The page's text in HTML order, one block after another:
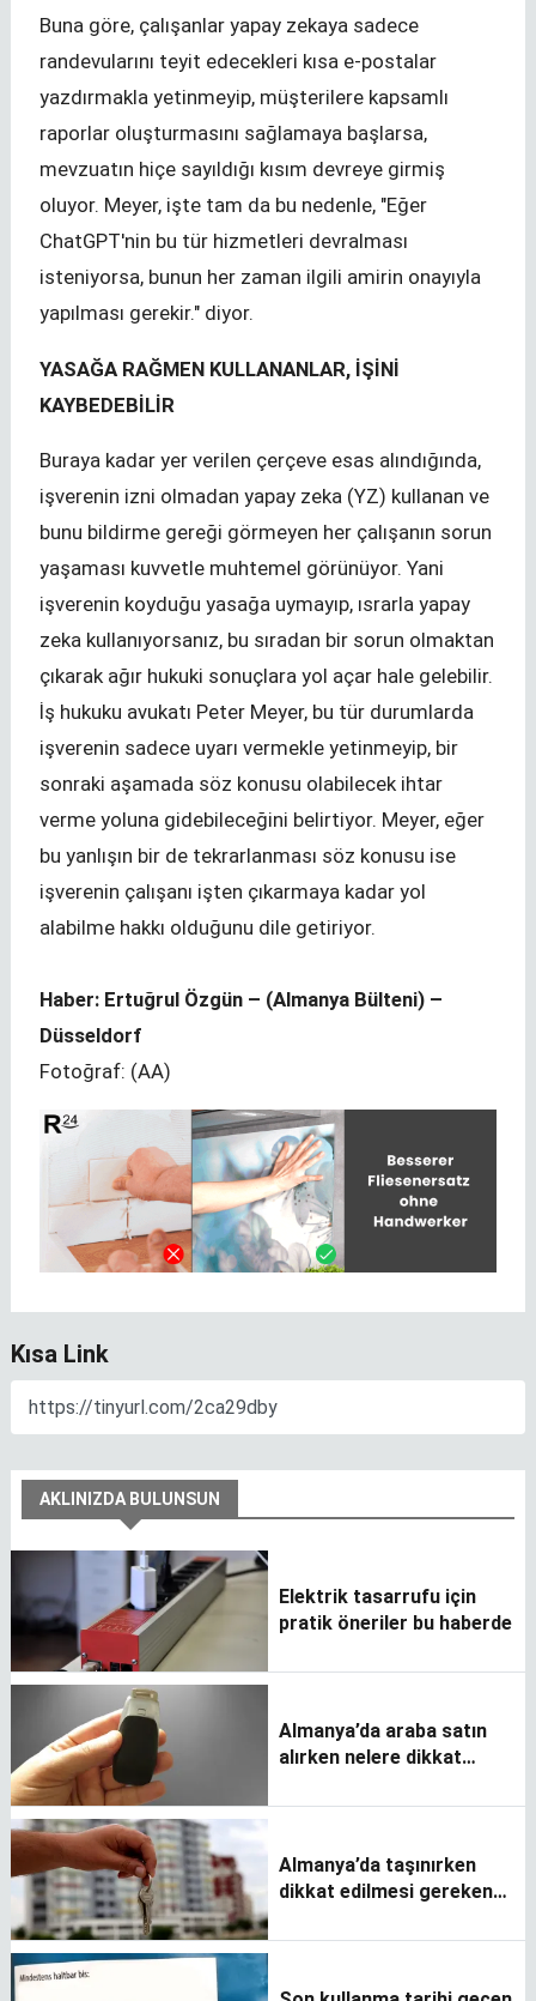
Buna göre, çalışanlar yapay zekaya sadece
randevularını teyit edecekleri kısa e-postalar
yazdırmakla yetinmeyip, müşterilere kapsamlı
raporlar oluşturmasını sağlamaya başlarsa,
mevzuatın hiçe sayıldığı kısım devreye girmiş
oluyor. Meyer, işte tam da bu nedenle, "Eğer
ChatGPT'nin bu tür hizmetleri devralması
isteniyorsa, bunun her zaman ilgili amirin onayıyla
yapılması gerekir." diyor.
YASAĞA RAĞMEN KULLANANLAR, İŞİNİ
KAYBEDEBİLİR
Buraya kadar yer verilen çerçeve esas alındığında,
işverenin izni olmadan yapay zeka (YZ) kullanan ve
bunu bildirme gereği görmeyen her çalışanın sorun
yaşaması kuvvetle muhtemel görünüyor. Yani
işverenin koyduğu yasağa uymayıp, ısrarla yapay
zeka kullanıyorsanız, bu sıradan bir sorun olmaktan
çıkarak ağır hukuki sonuçlara yol açar hale gelebilir.
İş hukuku avukatı Peter Meyer, bu tür durumlarda
işverenin sadece uyarı vermekle yetinmeyip, bir
sonraki aşamada söz konusu olabilecek ihtar
verme yoluna gidebileceğini belirtiyor. Meyer, eğer
bu yanlışın bir de tekrarlanması söz konusu ise
işverenin çalışanı işten çıkarmaya kadar yol
alabilme hakkı olduğunu dile getiriyor.
Haber: Ertuğrul Özgün – (Almanya Bülteni) –
Düsseldorf
Fotoğraf: (AA)
Kısa Link
AKLINIZDA BULUNSUN
Elektrik tasarrufu için
pratik öneriler bu haberde
Almanya’da araba satın
alırken nelere dikkat
Almanya’da taşınırken
dikkat edilmesi gereken